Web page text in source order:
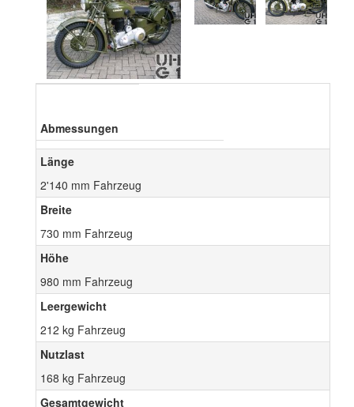
Abmessungen
Länge
2'140 mm Fahrzeug
Breite
730 mm Fahrzeug
Höhe
980 mm Fahrzeug
Leergewicht
212 kg Fahrzeug
Nutzlast
168 kg Fahrzeug
Gesamtgewicht